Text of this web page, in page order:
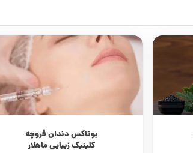
بوتاکس دندان قروچه
کلینیک زیبایی ماهلار